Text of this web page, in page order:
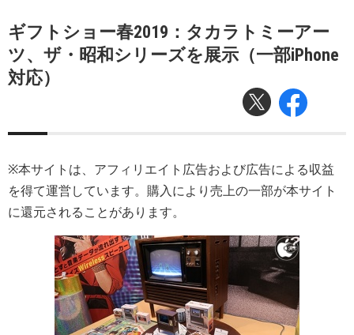
ギフトショー春2019：タカラトミーアー
ツ、ザ・昭和シリーズを展示（一部iPhone
対応）
※本サイトは、アフィリエイト広告および広告による収益
を得て運営しています。購入により売上の一部が本サイト
に還元されることがあります。